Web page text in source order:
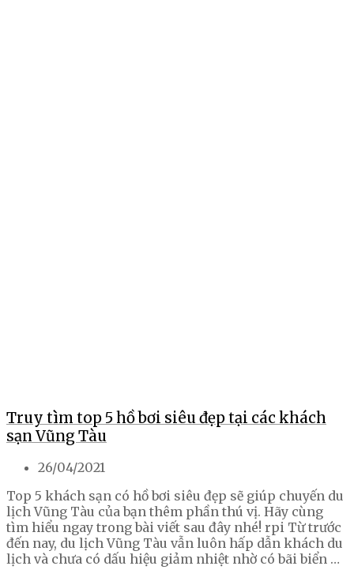
Truy tìm top 5 hồ bơi siêu đẹp tại các khách
sạn Vũng Tàu
26/04/2021
Top 5 khách sạn có hồ bơi siêu đẹp sẽ giúp chuyến du
lịch Vũng Tàu của bạn thêm phần thú vị. Hãy cùng
tìm hiểu ngay trong bài viết sau đây nhé! rpi Từ trước
đến nay, du lịch Vũng Tàu vẫn luôn hấp dẫn khách du
lịch và chưa có dấu hiệu giảm nhiệt nhờ có bãi biển …